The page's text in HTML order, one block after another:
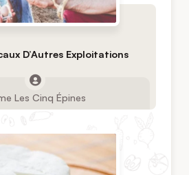
D’Autres Exploitations
Les Cinq Épines